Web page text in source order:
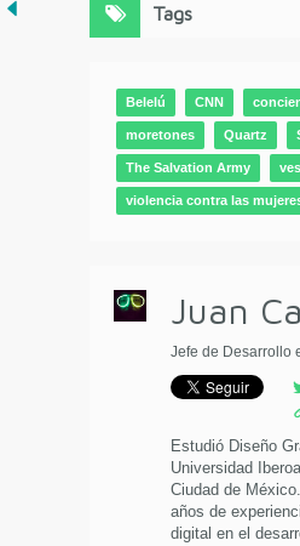
Tags
Belelú CNN
moretones Quartz
The Salvation Army
violencia contra las
Juan
Jefe de Desarrollo
Estudió Diseño
Universidad
Ciudad de
años de
digital en el